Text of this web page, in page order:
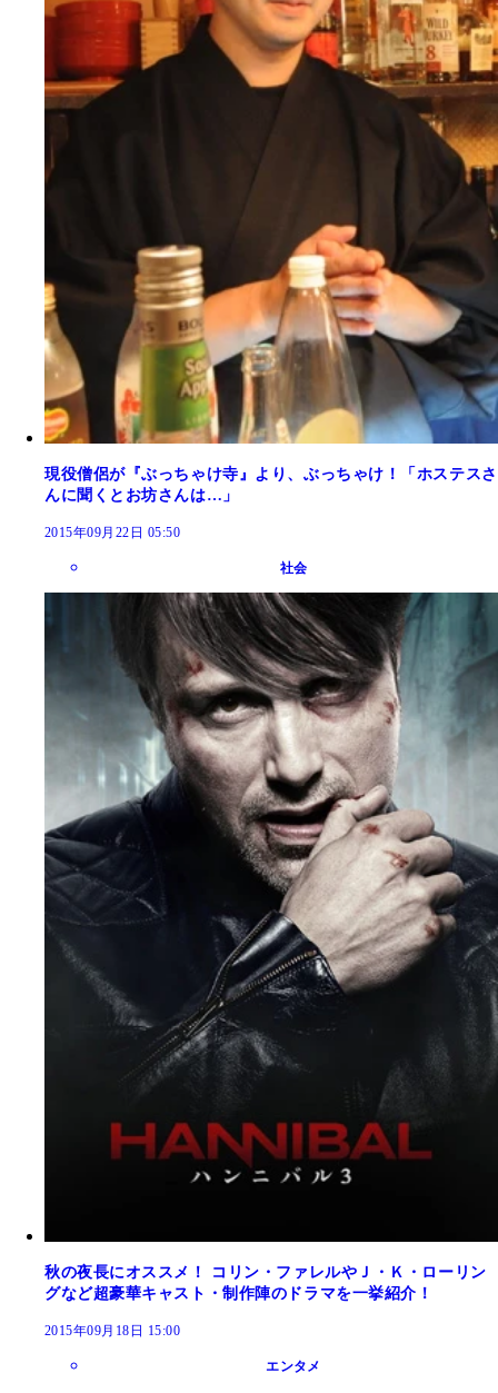
現役僧侶が『ぶっちゃけ寺』より、ぶっちゃけ！「ホステスさ
んに聞くとお坊さんは…」
2015年09月22日 05:50
社会
秋の夜長にオススメ！ コリン・ファレルやＪ・Ｋ・ローリン
グなど超豪華キャスト・制作陣のドラマを一挙紹介！
2015年09月18日 15:00
エンタメ